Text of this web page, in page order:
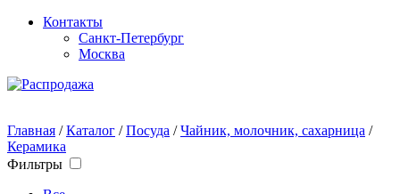
Контакты
Санкт-Петербург
Москва
Главная /Каталог /Посуда /Чайник, молочник, сахарница /
Керамика
Фильтры